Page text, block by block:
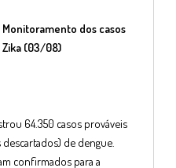
dos casos
Zika (03/08)
64.350 casos prováveis
de dengue.
confirmados para a